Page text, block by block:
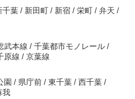
千葉 / 新田町 / 新宿 / 栄町 / 弁天 /
武本線 / 千葉都市モノレール /
原線 / 京葉線
園 / 県庁前 / 東千葉 / 西千葉 /
我